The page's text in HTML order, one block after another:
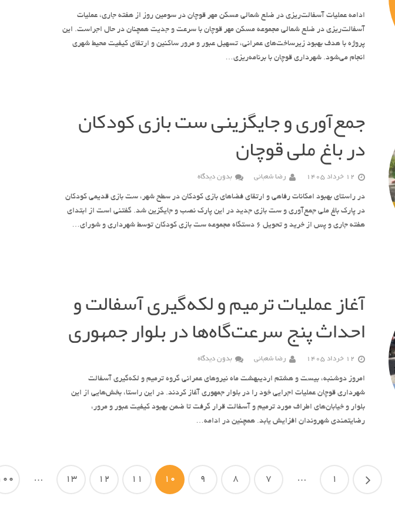
ادامه عملیات آسفالت‌ریزی در ضلع شمالی مسکن مهر قوچان در سومین روز از هفته جاری، عملیات
آسفالت‌ریزی در ضلع شمالی مجموعه مسکن مهر قوچان با سرعت و جدیت همچنان در حال اجراست. این
پروژه با هدف بهبود زیرساخت‌های عمرانی، تسهیل عبور و مرور ساکنین و ارتقای کیفیت محیط شهری
انجام می‌شود. شهرداری قوچان با برنامه‌ریزی…
جمع‌آوری و جایگزینی ست بازی کودکان
در باغ ملی قوچان
12 خرداد 1405 رضا شعبانی بدون دیدگاه
در راستای بهبود امکانات رفاهی و ارتقای فضاهای بازی کودکان در سطح شهر، ست بازی قدیمی کودکان
در پارک باغ ملی جمع‌آوری و ست بازی جدید در این پارک نصب و جایگزین شد. گفتنی است از ابتدای
هفته جاری و پس از خرید و تحویل ۶ دستگاه مجموعه ست بازی کودکان توسط شهرداری و شورای…
آغاز عملیات ترمیم و لکه‌گیری آسفالت و
احداث پنج سرعت‌گاه‌ها در بلوار جمهوری
12 خرداد 1405 رضا شعبانی بدون دیدگاه
امروز دوشنبه، بیست و هشتم اردیبهشت ماه نیروهای عمرانی گروه ترمیم و لکه‌گیری آسفالت
شهرداری قوچان عملیات اجرایی خود را در بلوار جمهوری آغاز کردند. در این راستا، بخش‌هایی از این
بلوار و خیابان‌های اطراف مورد ترمیم و آسفالت قرار گرفت تا ضمن بهبود کیفیت عبور و مرور،
رضایتمندی شهروندان افزایش یابد. همچنین در ادامه…
1
…
7
8
9
10
11
12
13
…